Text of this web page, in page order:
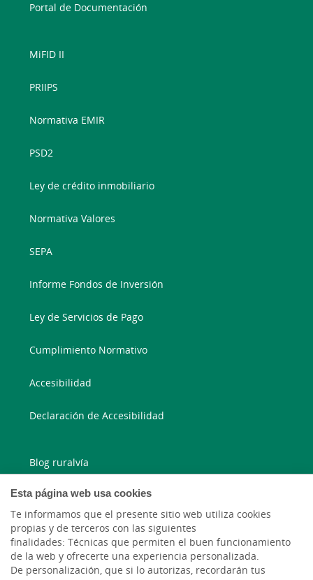
Esta página web usa cookies
Te informamos que el presente sitio web utiliza cookies
propias y de terceros con las siguientes
finalidades: Técnicas que permiten el buen funcionamiento
de la web y ofrecerte una experiencia personalizada.
De personalización, que si lo autorizas, recordarán tus
Portal de Documentación
MiFID II
PRIIPS
Normativa EMIR
PSD2
Ley de crédito inmobiliario
Normativa Valores
SEPA
Informe Fondos de Inversión
Ley de Servicios de Pago
Cumplimiento Normativo
Accesibilidad
Declaración de Accesibilidad
Blog ruralvía
Blog Joven In
Facebook
Twitter